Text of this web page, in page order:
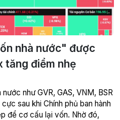
nhà nước" được
tăng điểm nhẹ
như GVR, GAS, VNM, BSR
sau khi Chính phủ ban hành
để cơ cấu lại vốn. Nhờ đó,